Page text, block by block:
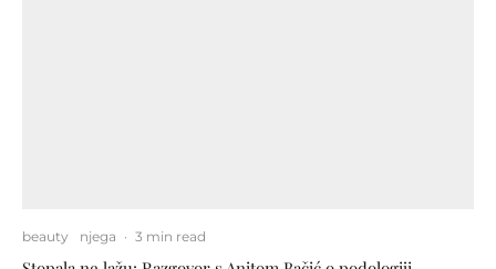
beauty njega · 3 min read